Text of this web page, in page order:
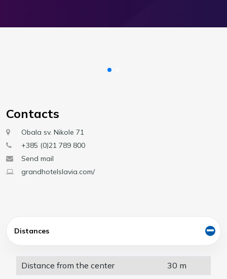
Contacts
Obala sv. Nikole 71
+385 (0)21 789 800
Send mail
grandhotelslavia.com/
Distances
Distance from the center
30 m